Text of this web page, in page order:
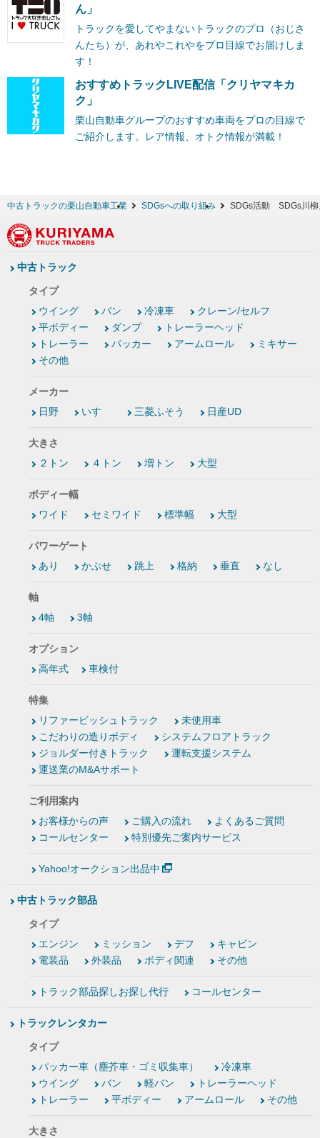
ん」
トラックを愛してやまないトラックのプロ（おじさ
んたち）が、あれやこれやをプロ目線でお届けしま
す！
おすすめトラックLIVE配信「クリヤマキカ
ク」
栗山自動車グループのおすすめ車両をプロの目線で
ご紹介します。レア情報、オトク情報が満載！
中古トラックの栗山自動車工業 SDGsへの取り組み SDGs活動 SDGs川柳
中古トラック
タイプ
ウイング
バン 冷凍車
クレーン/セルフ
平ボディー
ダンプ
トレーラーヘッド
トレーラー
パッカー アームロール
ミキサー
その他
メーカー
日野
いすゞ 三菱ふそう 日産UD
大きさ
２トン
４トン 増トン 大型
ボディー幅
ワイド
セミワイド 標準幅 大型
パワーゲート
あり
かぶせ 跳上 格納 垂直 なし
軸
4軸
3軸
オプション
高年式
車検付
特集
リファービッシュトラック
未使用車
こだわりの造りボディ
システムフロアトラック
ジョルダー付きトラック
運転支援システム
運送業のM&Aサポート
ご利用案内
お客様からの声
ご購入の流れ
よくあるご質問
コールセンター
特別優先ご案内サービス
Yahoo!オークション出品中
中古トラック部品
タイプ
エンジン
ミッション デフ
キャビン
電装品
外装品 ボディ関連 その他
トラック部品探しお探し代行 コールセンター
トラックレンタカー
タイプ
パッカー車（塵芥車・ゴミ収集車）
冷凍車
ウイング
バン 軽バン
トレーラーヘッド
トレーラー
平ボディー アームロール その他
大きさ